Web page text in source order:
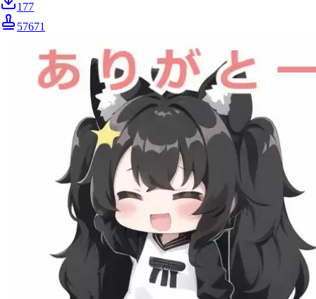
177
57671